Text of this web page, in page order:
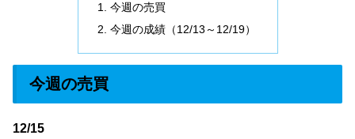
今週の売買
今週の成績（12/13～12/19）
今週の売買
12/15